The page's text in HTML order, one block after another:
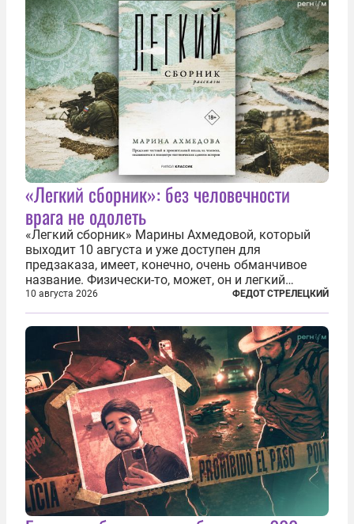
«Легкий сборник»: без человечности
врага не одолеть
«Легкий сборник» Марины Ахмедовой, который
выходит 10 августа и уже доступен для
предзаказа, имеет, конечно, очень обманчивое
название. Физически-то, может, он и легкий
относительно. Но метафизически —
безотносительно тяжелый. Десять рассказов,
каждый из которых напрямую или косвенно (в
основном —...
10 августа 2026 ФЕДОТ СТРЕЛЕЦКИЙ